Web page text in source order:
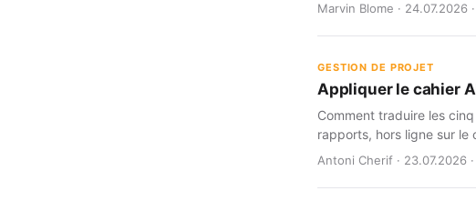
Marvin Blome · 24.07.2026
GESTION DE PROJET
Appliquer le cahier
Comment traduire les
rapports, hors ligne sur le
Antoni Cherif · 23.07.2026